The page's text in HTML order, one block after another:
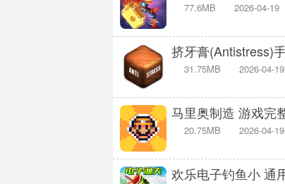
77.6MB 2026-04-19
挤牙膏(Antistress)
31.75MB 2026-04-19
马里奥制造 游戏完
20.75MB 2026-04-19
欢乐电子钓鱼小 通